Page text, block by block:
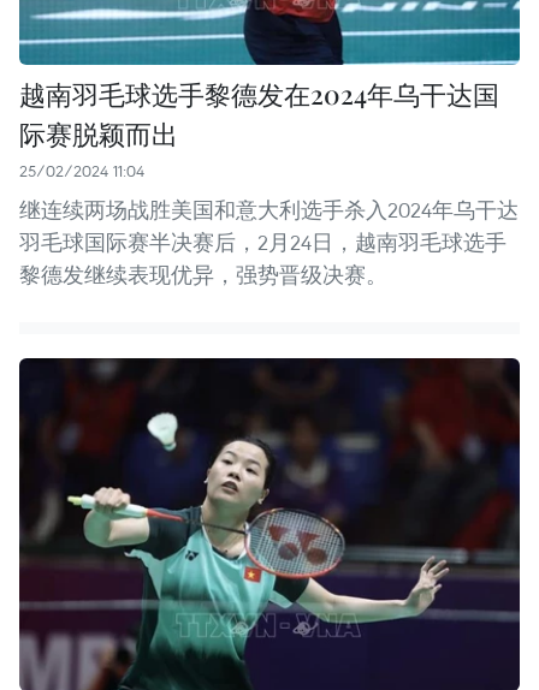
越南羽毛球选手黎德发在2024年乌干达国
际赛脱颖而出
25/02/2024 11:04
继连续两场战胜美国和意大利选手杀入2024年乌干达
羽毛球国际赛半决赛后，2月24日，越南羽毛球选手
黎德发继续表现优异，强势晋级决赛。